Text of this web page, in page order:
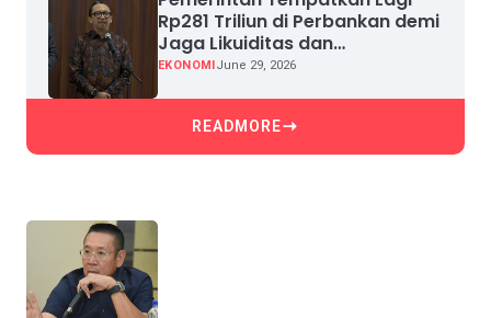
Rp281 Triliun di Perbankan demi
Jaga Likuiditas dan
Pertumbuhan Kredit
EKONOMIJune 29, 2026
READMORE